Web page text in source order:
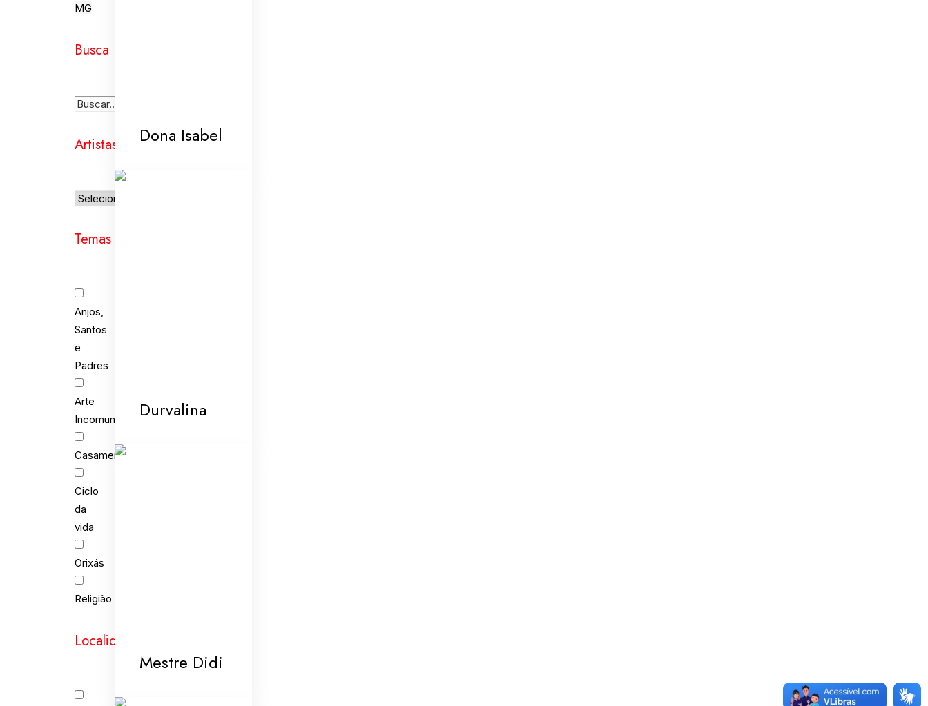
MG
Busca
Artistas
Temas
Anjos,
Santos
e
Padres
Arte
Incomum
Casamento
Ciclo
da
vida
Orixás
Religião
Localidades
Dona Isabel
Durvalina
Mestre Didi